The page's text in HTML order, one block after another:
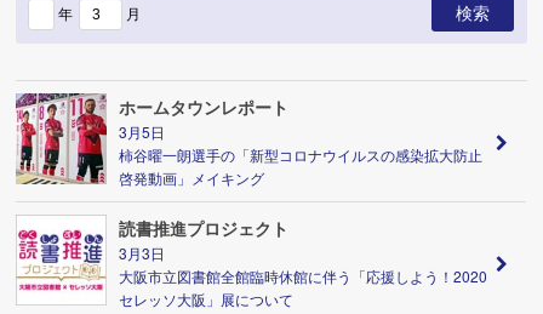
年 月
ホームタウンレポート
3月5日
柿谷曜一朗選手の「新型コロナウイルスの感染拡大防止
啓発動画」メイキング
読書推進プロジェクト
3月3日
大阪市立図書館全館臨時休館に伴う「応援しよう！2020
セレッソ大阪」展について